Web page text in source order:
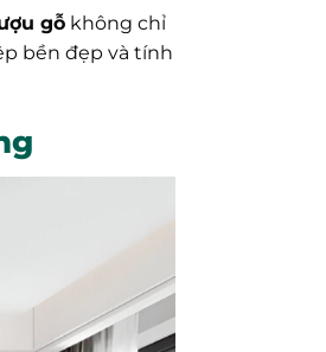
gỗ không chỉ
bền đẹp và tính